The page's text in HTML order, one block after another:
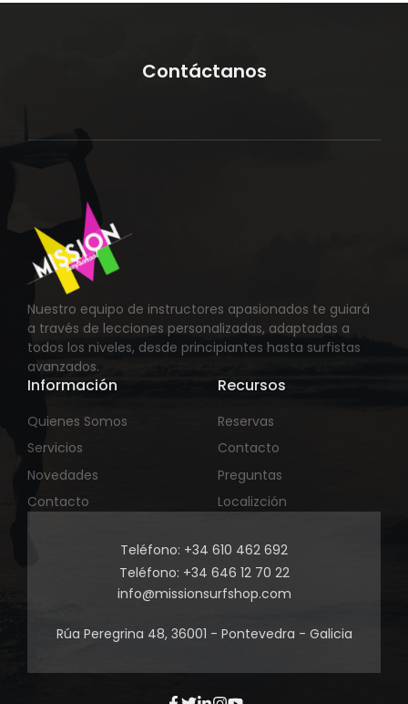
Contáctanos
Nuestro equipo de instructores apasionados te guiará
a través de lecciones personalizadas, adaptadas a
todos los niveles, desde principiantes hasta surfistas
avanzados.
Información
Quienes Somos
Servicios
Novedades
Contacto
Recursos
Reservas
Contacto
Preguntas
Localizción
Teléfono: +34 610 462 692
Teléfono: +34 646 12 70 22
info@missionsurfshop.com
Rúa Peregrina 48, 36001 - Pontevedra - Galicia